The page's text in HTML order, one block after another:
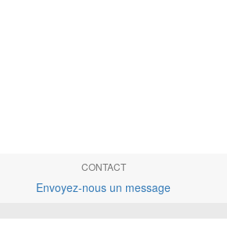
CONTACT
Envoyez-nous un message